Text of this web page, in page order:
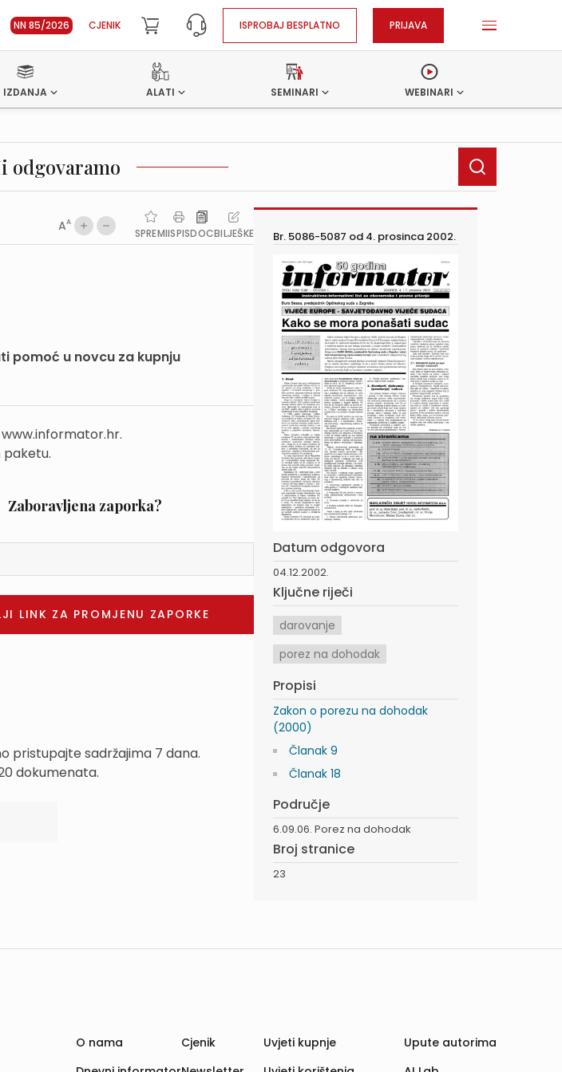
NN 85/2026 CJENIK ISPROBAJ BESPLATNO PRIJAVA
IZDANJA ALATI SEMINARI WEBINARI
odgovaramo
AA
SPREMIISPISDOCBILJEŠKE
pomoć u novcu za kupnju
paketu.
Zaboravljena zaporka?
pristupajte sadržajima 7 dana.
dokumenata.
Br. 5086-5087 od 4. prosinca 2002.
Datum odgovora
04.12.2002.
Ključne riječi
darovanje
porez na dohodak
Propisi
Zakon o porezu na dohodak
(2000)
Članak 9
Članak 18
Područje
6.09.06. Porez na dohodak
Broj stranice
23
O nama
Cjenik
Uvjeti kupnje
Upute autorima